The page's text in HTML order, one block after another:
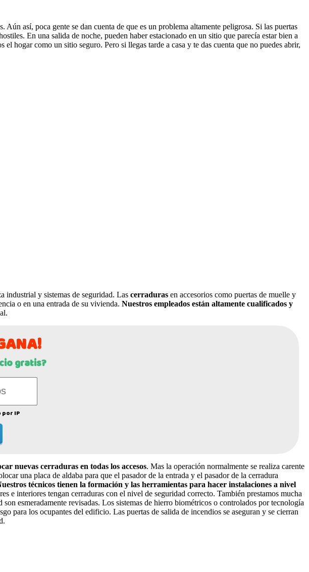
así, poca gente se dan cuenta de que es un problema altamente peligrosa. Si las puertas
En una salida de noche, pueden haber estacionado en un sitio que parecía estar bien a
hogar como un sitio seguro. Pero si llegas tarde a casa y te das cuenta que no puedes abrir,
industrial y sistemas de seguridad. Las cerraduras en accesorios como puertas de muelle y
o en una entrada de su vivienda. Nuestros empleados están altamente cualificados y
gratis?
IP
nuevas cerraduras en todas los accesos. Mas la operación normalmente se realiza carente
una placa de aldaba para que el pasador de la entrada y el pasador de la cerradura
técnicos tienen la formación y las herramientas para hacer instalaciones a nivel
e interiores tengan cerraduras con el nivel de seguridad correcto. También prestamos mucha
esmeradamente revisadas. Los sistemas de hierro biométricos o controlados por tecnología
para los ocupantes del edificio. Las puertas de salida de incendios se aseguran y se cierran